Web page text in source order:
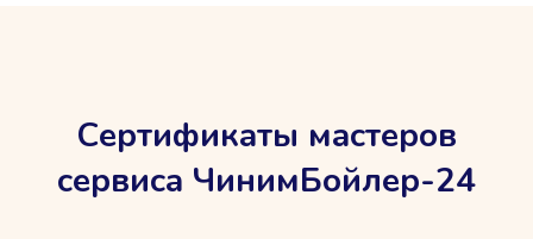
Сертификаты мастеров
сервиса ЧинимБойлер-24